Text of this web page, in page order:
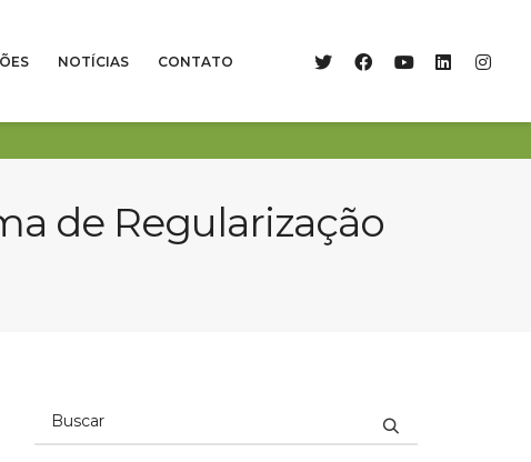
NOTÍCIAS CONTATO
de Regularização